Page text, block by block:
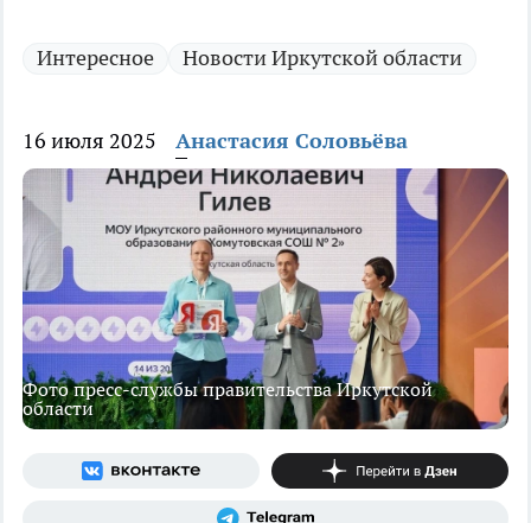
Интересное Новости Иркутской области
16 июля 2025 Анастасия Соловьёва
Фото пресс-службы правительства Иркутской
области